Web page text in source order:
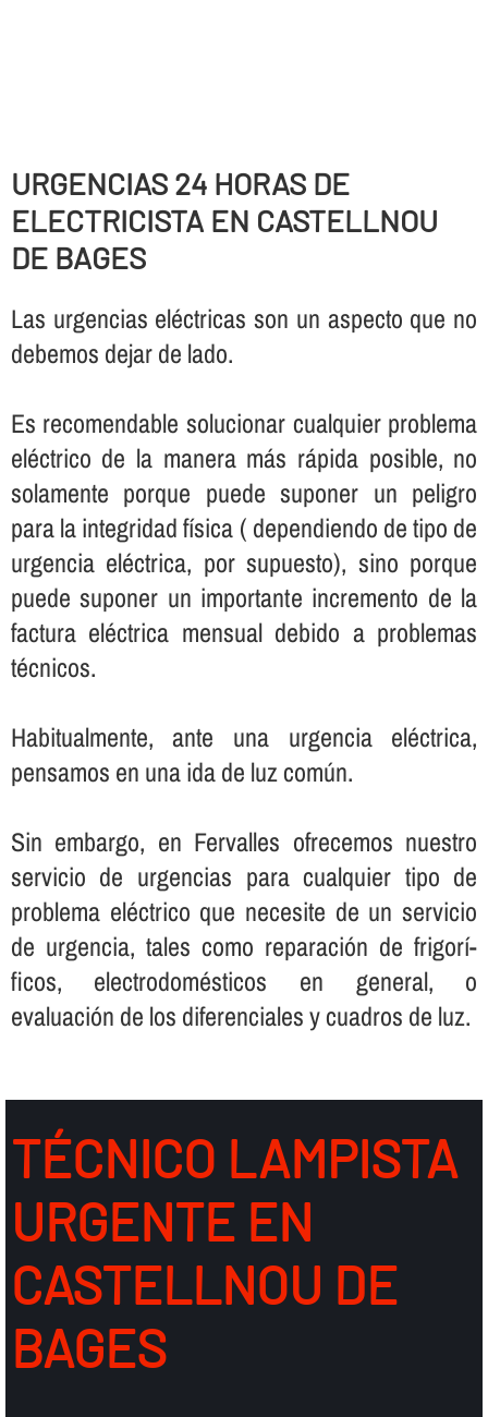
URGENCIAS 24 HORAS DE
ELECTRICISTA EN CASTELLNOU
DE BAGES
Las urgencias eléctricas son un aspecto que no
debemos dejar de lado.
Es recomendable solucionar cualquier problema
eléctrico de la manera más rápida posible, no
solamente porque puede suponer un peligro
para la integridad fí­sica ( dependiendo de tipo de
urgencia eléctrica, por supuesto), sino porque
puede suponer un importante incremento de la
factura eléctrica mensual debido a problemas
técnicos.
Habitualmente, ante una urgencia eléctrica,
pensamos en una ida de luz común.
Sin embargo, en Fervalles ofrecemos nuestro
servicio de urgencias para cualquier tipo de
problema eléctrico que necesite de un servicio
de urgencia, tales como reparación de frigorí­
ficos, electrodomésticos en general, o
evaluación de los diferenciales y cuadros de luz.
TÉCNICO LAMPISTA
URGENTE EN
CASTELLNOU DE
BAGES